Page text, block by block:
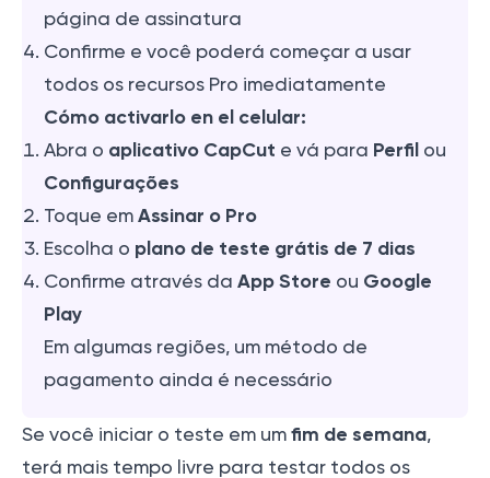
página de assinatura
Confirme e você poderá começar a usar
todos os recursos Pro imediatamente
Cómo activarlo en el celular:
Abra o aplicativo CapCut e vá para Perfil ou
Configurações
Toque em Assinar o Pro
Escolha o plano de teste grátis de 7 dias
Confirme através da App Store ou Google
Play
Em algumas regiões, um método de
pagamento ainda é necessário
Se você iniciar o teste em um fim de semana,
terá mais tempo livre para testar todos os